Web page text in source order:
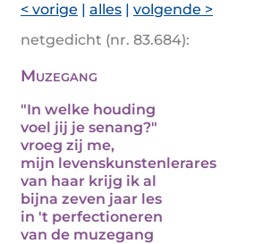
< vorige | alles | volgende >
netgedicht (nr. 83.684):
Muzegang
"In welke houding
voel jij je senang?"
vroeg zij me,
mijn levenskunstenlerares
van haar krijg ik al
bijna zeven jaar les
in 't perfectioneren
van de muzegang